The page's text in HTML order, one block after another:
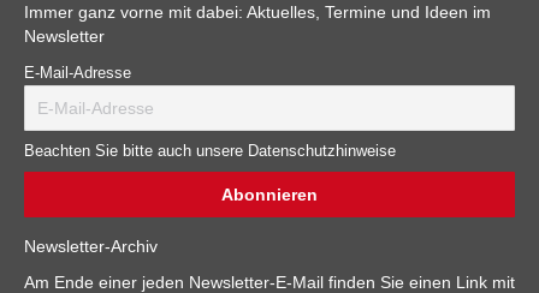
Immer ganz vorne mit dabei: Aktuelles, Termine und Ideen im
Newsletter
E-Mail-Adresse
Beachten Sie bitte auch unsere Datenschutzhinweise
Newsletter-Archiv
Am Ende einer jeden Newsletter-E-Mail finden Sie einen Link mit